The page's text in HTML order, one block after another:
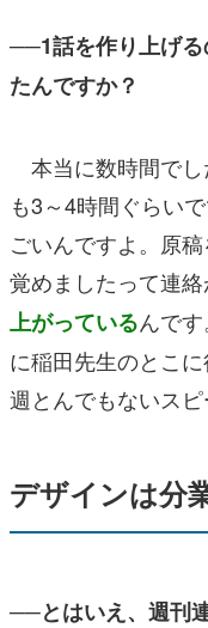
──1話を作り上げる
たんですか？
本当に数時間で
も3～4時間ぐらい
ごいんですよ。原
覚めましたって連絡
上がっているんで
に稲田先生のとこ
週とんでもないスピ
デザインは分
──とはいえ、週刊